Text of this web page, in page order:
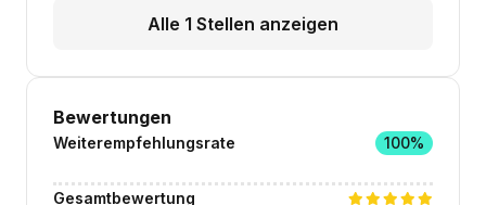
Alle 1 Stellen anzeigen
Bewertungen
Weiterempfehlungsrate 100%
Gesamtbewertung